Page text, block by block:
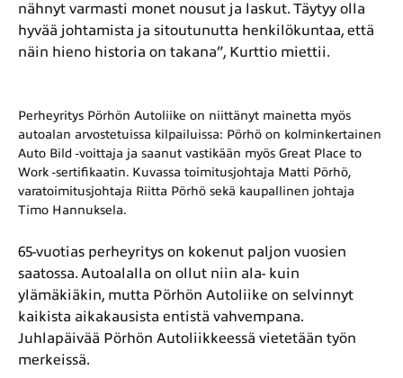
nähnyt varmasti monet nousut ja laskut. Täytyy olla
hyvää johtamista ja sitoutunutta henkilökuntaa, että
näin hieno historia on takana”, Kurttio miettii.
Perheyritys Pörhön Autoliike on niittänyt mainetta myös
autoalan arvostetuissa kilpailuissa: Pörhö on kolminkertainen
Auto Bild -voittaja ja saanut vastikään myös Great Place to
Work -sertifikaatin. Kuvassa toimitusjohtaja Matti Pörhö,
varatoimitusjohtaja Riitta Pörhö sekä kaupallinen johtaja
Timo Hannuksela.
65-vuotias perheyritys on kokenut paljon vuosien
saatossa. Autoalalla on ollut niin ala- kuin
ylämäkiäkin, mutta Pörhön Autoliike on selvinnyt
kaikista aikakausista entistä vahvempana.
Juhlapäivää Pörhön Autoliikkeessä vietetään työn
merkeissä.